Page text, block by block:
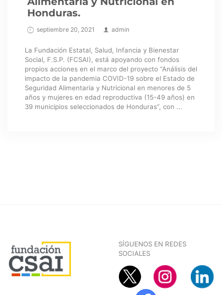
Honduras.
septiembre 20, 2021 admin
La Fundación Estatal, Salud, Infancia y Bienestar
Social, F.S.P. (FCSAI), está apoyando con fondos
propios acciones en el marco del proyecto “Análisis del
impacto de la pandemia COVID-19 sobre el Estado de
Seguridad Alimentaria y Nutricional en menores de 5
años y mujeres en edad reproductiva (15-49 años) en
39 municipios seleccionados de Honduras”, con ...
SÍGUENOS EN REDES
SOCIALES